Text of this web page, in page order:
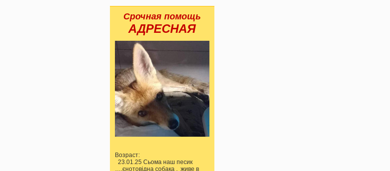
Срочная помощь
АДРЕСНАЯ
Возраст:
23.01.25 Сьома наш песик
….єнотовідна собака , живе в